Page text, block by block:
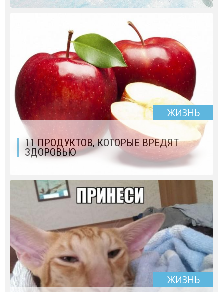
ЖИЗНЬ
11 ПРОДУКТОВ, КОТОРЫЕ ВРЕДЯТ
ЗДОРОВЬЮ
ЖИЗНЬ